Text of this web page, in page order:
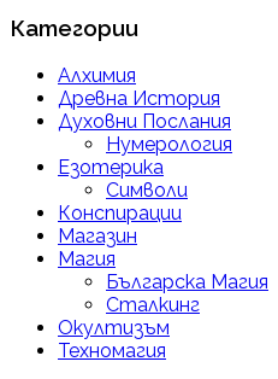
Категории
Алхимия
Древна История
Духовни Послания
Нумерология
Езотерика
Символи
Конспирации
Магазин
Магия
Българска Магия
Сталкинг
Окултизъм
Техномагия